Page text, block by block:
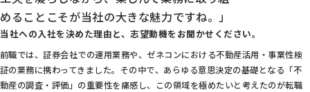
めることこそが当社の大きな魅力ですね。」
当社への入社を決めた理由と、志望動機をお聞かせください。
前職では、証券会社での運用業務や、ゼネコンにおける不動産活用・事業性検
証の業務に携わってきました。その中で、あらゆる意思決定の基礎となる「不
動産の調査・評価」の重要性を痛感し、この領域を極めたいと考えたのが転職